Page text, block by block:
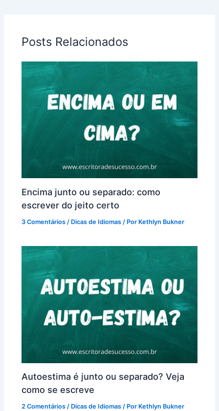
Posts Relacionados
Encima junto ou separado: como
escrever do jeito certo
3 Comentários / Dicas de Idiomas / Por Kethlyn Bukner
Autoestima é junto ou separado? Veja
como se escreve
2 Comentários / Dicas de Idiomas / Por Kethlyn Bukner